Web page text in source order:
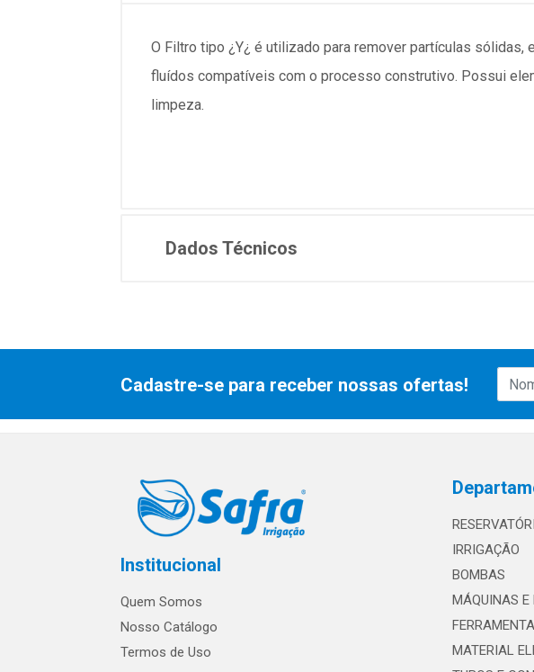
O Filtro tipo ¿Y¿ é utilizado para remover partículas
fluídos compatíveis com o processo construtivo. Possui
limpeza.
Dados Técnicos
Cadastre-se para receber nossas ofertas!
Institucional
Quem Somos
Nosso Catálogo
Termos de Uso
IRRIGAÇÃO
BOMBAS
MÁQUINAS E
MATERIAL